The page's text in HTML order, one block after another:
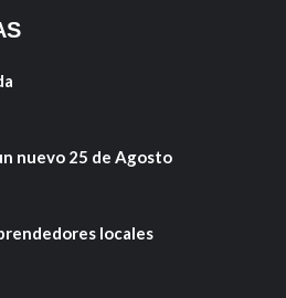
nuevo 25 de Agosto
locales